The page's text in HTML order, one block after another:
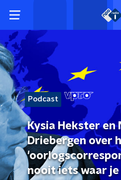
Podcast
Kysia Hekster en
Driebergen over
nooit iets waar je